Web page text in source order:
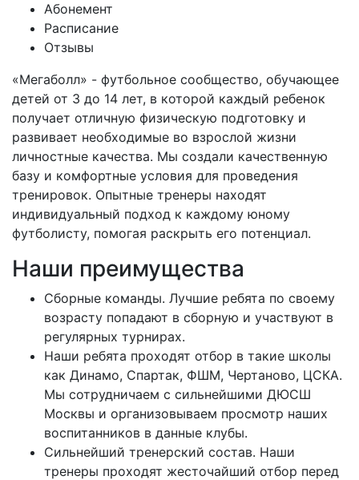
Абонемент
Расписание
Отзывы
«Мегаболл» - футбольное сообщество, обучающее
детей от 3 до 14 лет, в которой каждый ребенок
получает отличную физическую подготовку и
развивает необходимые во взрослой жизни
личностные качества. Мы создали качественную
базу и комфортные условия для проведения
тренировок. Опытные тренеры находят
индивидуальный подход к каждому юному
футболисту, помогая раскрыть его потенциал.
Наши преимущества
Сборные команды. Лучшие ребята по своему
возрасту попадают в сборную и участвуют в
регулярных турнирах.
Наши ребята проходят отбор в такие школы
как Динамо, Спартак, ФШМ, Чертаново, ЦСКА.
Мы сотрудничаем с сильнейшими ДЮСШ
Москвы и организовываем просмотр наших
воспитанников в данные клубы.
Сильнейший тренерский состав. Наши
тренеры проходят жесточайший отбор перед